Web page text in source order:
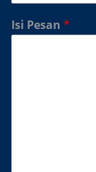
Isi Pesan *